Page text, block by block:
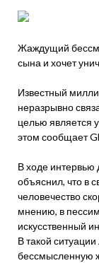
Жаждущий
сына и хочет
Известный
неразрывно
целью является
этом сообщает
В ходе интервью
объяснил, что в
человечество
мнению, в
искусственный
В такой
бессмысленную